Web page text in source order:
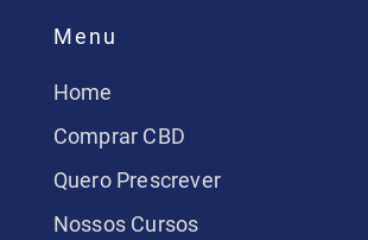
Menu
Home
Comprar CBD
Quero Prescrever
Nossos Cursos